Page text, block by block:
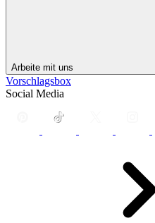
Arbeite mit uns
Vorschlagsbox
Social Media